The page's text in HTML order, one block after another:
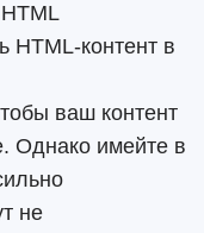
HTML-контент в
ваш контент
Однако имейте в
не